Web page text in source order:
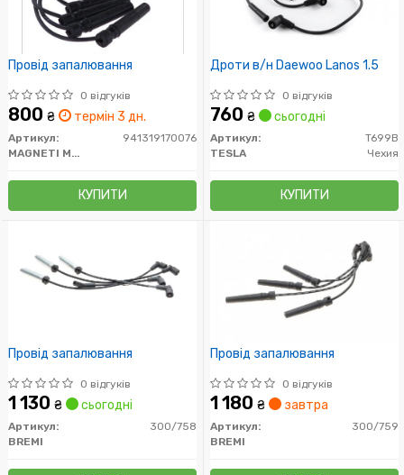
Провід запалювання
0 відгуків
800 ₴ термін 3 дн.
Артикул:
941319170076
MAGNETI MARELLI
КУПИТИ
Дроти в/н Daewoo Lanos 1.5
0 відгуків
760 ₴ сьогодні
Артикул:
T699B
TESLA
Чехия
КУПИТИ
Провід запалювання
0 відгуків
1 130 ₴ сьогодні
Артикул:
300/758
BREMI
Провід запалювання
0 відгуків
1 180 ₴ завтра
Артикул:
300/759
BREMI